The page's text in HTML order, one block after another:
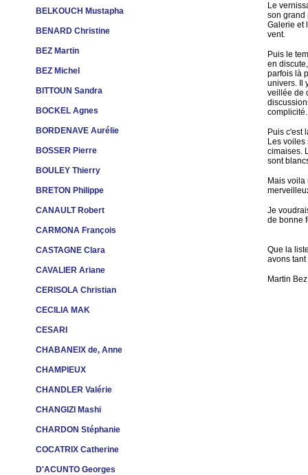
BELKOUCH Mustapha
BENARD Christine
BEZ Martin
BEZ Michel
BITTOUN Sandra
BOCKEL Agnes
BORDENAVE Aurélie
BOSSER Pierre
BOULEY Thierry
BRETON Philippe
CANAULT Robert
CARMONA François
CASTAGNE Clara
CAVALIER Ariane
CERISOLA Christian
CECILIA MAK
CESARI
CHABANEIX de, Anne
CHAMPIEUX
CHANDLER Valérie
CHANGIZI Mashi
CHARDON Stéphanie
COCATRIX Catherine
D'ACUNTO Georges
Le
son grand
Galerie et
vent.
Puis le
en
parfois là
univers. Il
veillée de
complicité.
Puis c'est
Les
cimaises.
sont
Mais
Je
de bonne
Que la
avons
Martin Bez